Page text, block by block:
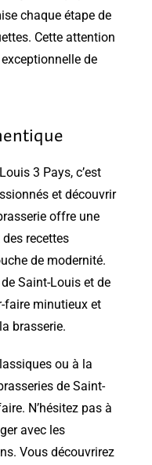
chaque étape de
Cette attention
de
3 Pays, c’est
et découvrir
offre une
recettes
de modernité.
Saint-Louis et de
faire minutieux et
brasserie.
ou à la
de Saint-
N’hésitez pas à
avec les
Vous découvrirez